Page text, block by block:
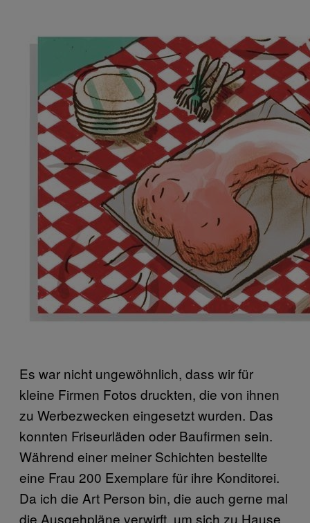
Es war nicht ungewöhnlich, dass wir für
kleine Firmen Fotos druckten, die von ihnen
zu Werbezwecken eingesetzt wurden. Das
konnten Friseurläden oder Baufirmen sein.
Während einer meiner Schichten bestellte
eine Frau 200 Exemplare für ihre Konditorei.
Da ich die Art Person bin, die auch gerne mal
die Ausgehpläne verwirft, um sich zu Hause